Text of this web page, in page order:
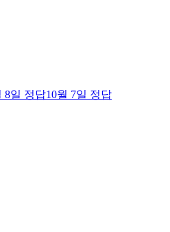
8일 정답10월 7일 정답